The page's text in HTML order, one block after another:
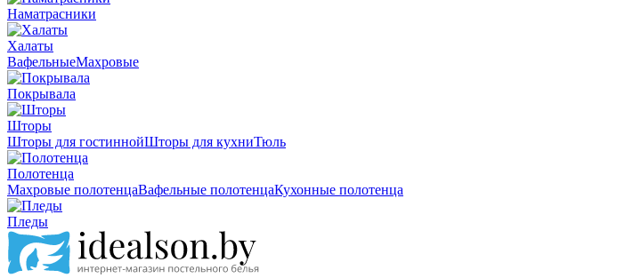
Наматрасники
Халаты
ВафельныеМахровые
Покрывала
Шторы
Шторы для гостиннойШторы для кухниТюль
Полотенца
Махровые полотенцаВафельные полотенцаКухонные полотенца
Пледы